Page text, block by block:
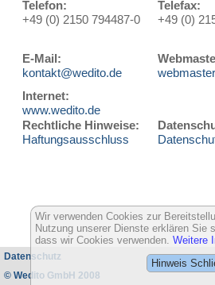
Telefon:
+49 (0) 2150 794487-0
Telefax:
+49 (0)
E-Mail:
kontakt@wedito.de
Internet:
www.wedito.de
Rechtliche Hinweise:
Haftungsausschluss
Datenschutz
© Wedito GmbH 2008
Wir verwenden Cookies zur
Nutzung unserer Dienste erklären Sie
dass wir Cookies verwenden. Weitere
Hinweis